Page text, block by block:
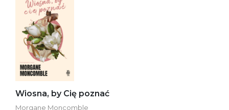
Wiosna, by Cię poznać
Morgane Moncomble